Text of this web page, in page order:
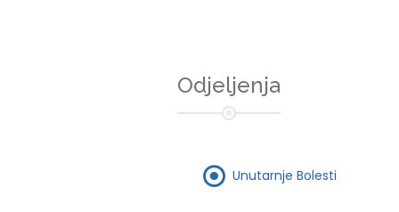
Odjeljenja
Unutarnje Bolesti